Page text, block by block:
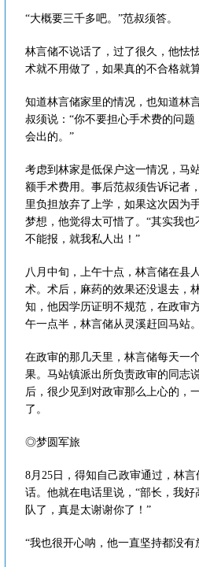
“大概要三千多吧。”范叔须答。
林言储不说话了，过了很久，他怯
术就不用做了，如果真的不合格就
知道林言储家里的情况，也知道林
叔须说：“你不要担心手术费的问
会出的。”
考虑到林家是低保户这一情况，马
额手术费用。事后范叔须告诉记者
里负担放弃了上学，如果这次因为
梦想，他觉得太可惜了。“其实我也
不能报，就我私人出！”
八月中旬，上午十点，林言储在县
术。术后，麻药的效果还没退去，
知，他因学历证明不规范，在政审
午一点半，林言储从灵溪赶回马站。
在政审的那几天里，林言储每天一
果。马站镇派出所负责政审的同志
后，很少见到对政审那么上心的，
了。
◎梦圆军旅
8月25日，得知自己政审通过，林
话。他就在电话里说，“部长，我
队了，真是太谢谢你了！”
“我也很开心呐，他一直坚持都没有